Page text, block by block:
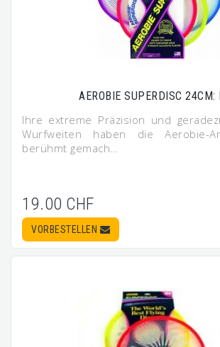
AEROBIE SUPERDISC 24CM:
Ihre extreme Präzision und
Wurfweiten haben die Aerobie-
berühmt gemach…
19.00 CHF
VORBESTELLEN